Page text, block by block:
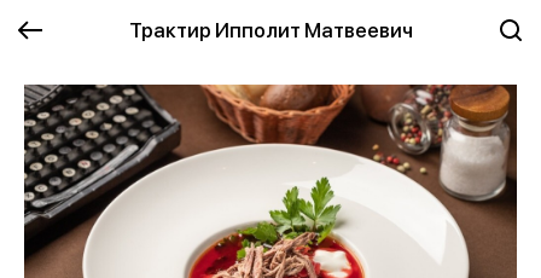
Трактир Ипполит Матвеевич